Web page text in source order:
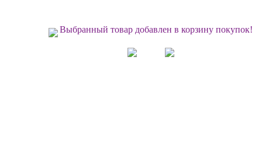
Выбранный товар добавлен в корзину покупок!